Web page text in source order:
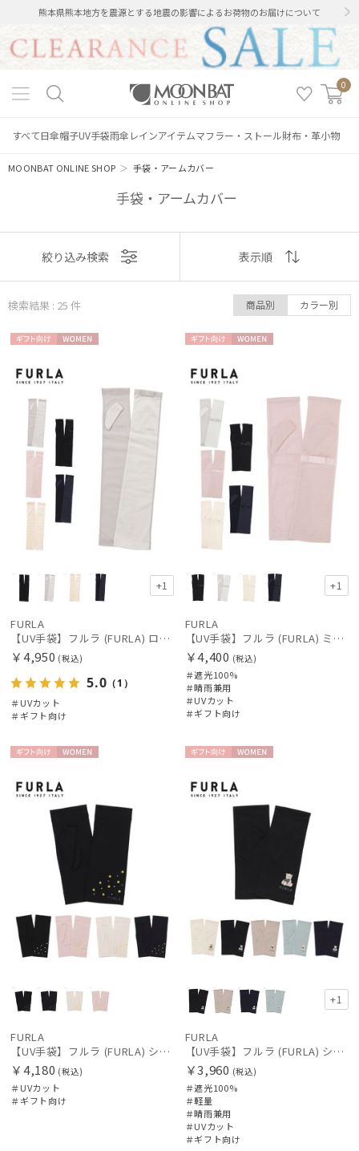
熊本県熊本地方を震源とする地震の影響によるお荷物のお届けについて
0
すべて日傘帽子UV手袋雨傘 レインアイテムマフラー・ストール財布・革小物
MOONBAT ONLINE SHOP ＞手袋・アームカバー
手袋・アームカバー
レディース キッズ
カテゴリー
ブランド
マフラー・ストール・スカーフ
帽子
表示
おすすめ
価格の高い
順
価格の低い
順
人気順
売上点数順
お気に入り
絞り込み検索 表示順
検索結果 : 25 件 商品別 カラー別
向け
N
+1
FURLA
【UV手袋】フルラ (FURLA) ロング ＵＶ手袋 リボン 指無し
￥4,950 (税込)
5.0 （1）
＃UVカット
＃ギフト向け
向け
N
+1
FURLA
【UV手袋】フルラ (FURLA) ミディアム ＵＶ手袋 リボン 指無し
￥4,400 (税込)
＃遮光100%
＃晴雨兼用
＃UVカット
＃ギフト向け
向け
N
FURLA
【UV手袋】フルラ (FURLA) ショート ＵＶ手袋 ミモザ 指無し 接触冷感
￥4,180 (税込)
＃UVカット
＃ギフト向け
向け
N
+1
FURLA
【UV手袋】フルラ (FURLA) ショート ＵＶ手袋 ハートベア 指無し
￥3,960 (税込)
＃遮光100%
＃軽量
＃晴雨兼用
＃UVカット
＃ギフト向け